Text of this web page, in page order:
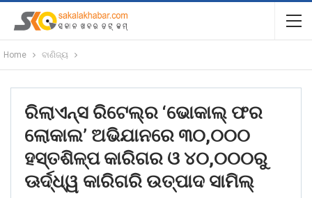
Home ବାଣିଜ୍ୟ
ରିଲାଏନ୍ସ ରିଟେଲ୍‌ର ‘ଭୋକାଲ୍‍ ଫର
ଲୋକାଲ’ ଅଭିଯାନରେ ୩୦,୦୦୦
ହସ୍ତଶିଳ୍ପ କାରିଗର ଓ ୪୦,୦୦୦ରୁ
ଊର୍ଦ୍ଧ୍ୱ କାରିଗରି ଉତ୍ପାଦ ସାମିଲ୍